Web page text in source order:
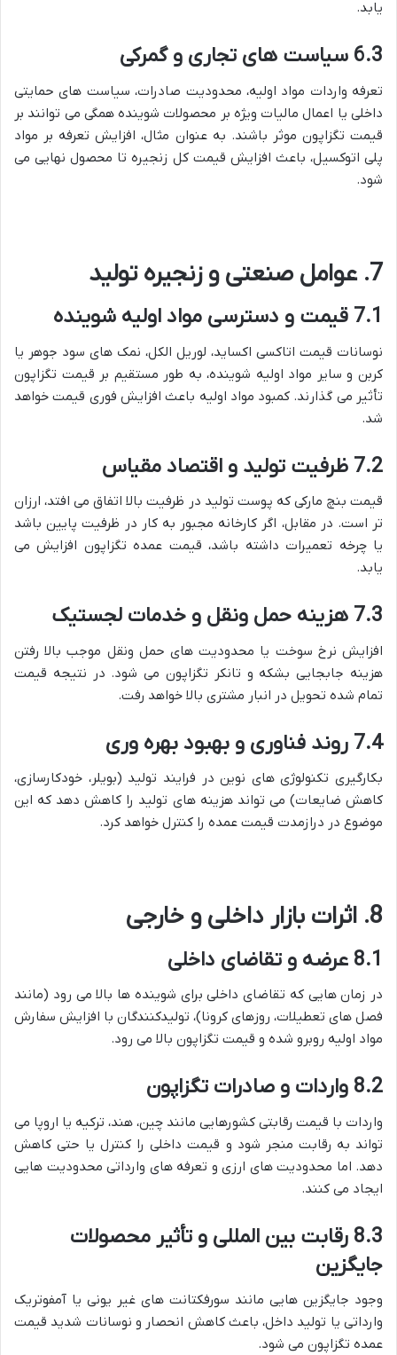
یابد.
6.3 سیاست های تجاری و گمرکی
تعرفه واردات مواد اولیه، محدودیت صادرات، سیاست های حمایتی
داخلی یا اعمال مالیات ویژه بر محصولات شوینده همگی می توانند بر
قیمت تگزاپون موثر باشند. به عنوان مثال، افزایش تعرفه بر مواد
پلی اتوکسیل، باعث افزایش قیمت کل زنجیره تا محصول نهایی می
شود.
7. عوامل صنعتی و زنجیره تولید
7.1 قیمت و دسترسی مواد اولیه شوینده
نوسانات قیمت اتاکسی اکساید، لوریل الکل، نمک های سود جوهر یا
کربن و سایر مواد اولیه شوينده، به طور مستقیم بر قیمت تگزاپون
تأثیر می گذارند. کمبود مواد اولیه باعث افزایش فوری قیمت خواهد
شد.
7.2 ظرفیت تولید و اقتصاد مقیاس
قیمت بنچ مارکی که پوست تولید در ظرفیت بالا اتفاق می افتد، ارزان
تر است. در مقابل، اگر کارخانه مجبور به کار در ظرفیت پایین باشد
یا چرخه تعمیرات داشته باشد، قیمت عمده تگزاپون افزایش می
یابد.
7.3 هزینه حمل ونقل و خدمات لجستیک
افزایش نرخ سوخت یا محدودیت های حمل ونقل موجب بالا رفتن
هزینه جابجایی بشکه و تانکر تگزاپون می شود. در نتیجه قیمت
تمام شده تحویل در انبار مشتری بالا خواهد رفت.
7.4 روند فناوری و بهبود بهره وری
بکارگیری تکنولوژی های نوین در فرایند تولید (بویلر، خودکارسازی،
کاهش ضایعات) می تواند هزینه های تولید را کاهش دهد که این
موضوع در درازمدت قیمت عمده را کنترل خواهد کرد.
8. اثرات بازار داخلی و خارجی
8.1 عرضه و تقاضای داخلی
در زمان هایی که تقاضای داخلی برای شوینده ها بالا می رود (مانند
فصل های تعطیلات، روزهای کرونا)، تولیدکنندگان با افزایش سفارش
مواد اولیه روبرو شده و قیمت تگزاپون بالا می رود.
8.2 واردات و صادرات تگزاپون
واردات با قیمت رقابتی کشورهایی مانند چین، هند، ترکیه یا اروپا می
تواند به رقابت منجر شود و قیمت داخلی را کنترل یا حتی کاهش
دهد. اما محدودیت های ارزی و تعرفه های وارداتی محدودیت هایی
ایجاد می کنند.
8.3 رقابت بین المللی و تأثیر محصولات
جایگزین
وجود جایگزین هایی مانند سورفکتانت های غیر یونی یا آمفوتریک
وارداتی یا تولید داخل، باعث کاهش انحصار و نوسانات شدید قیمت
عمده تگزاپون می شود.